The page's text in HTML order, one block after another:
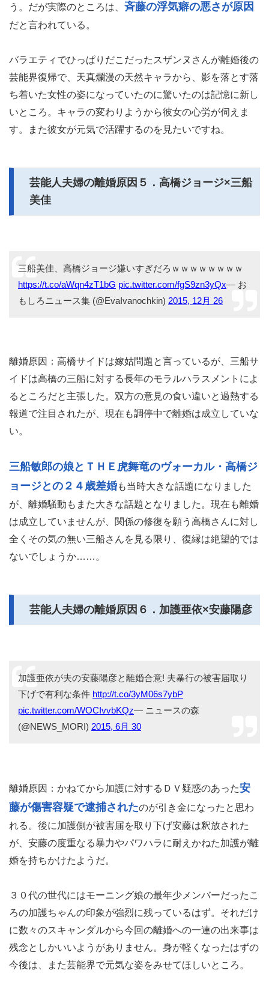
う。だが実際のところは、斉藤の浮気癖の悪さが原因
だと言われている。
バラエティでひっぱりだこだったスザンヌさんが離婚後の
芸能界復帰で、天真爛漫の天然キャラから、影を落とす落
ち着いた女性の姿になっていたのに驚いたのは記憶に新し
いところ。キャラの変わりようから彼女の心労が伺えま
す。また彼女が元気で活躍するのを見たいですね。
芸能人夫婦の離婚原因５．高橋ジョージ×三船
美佳
三船美佳、高橋ジョージ嫌いすぎだろｗｗｗｗｗｗｗｗ
https://t.co/aWqn4zT1bG pic.twitter.com/fgS9zn3yQx— お
もしろニュース集 (@EvaIvanochkin) 2015, 12月 26
離婚原因：高橋サイドは嫁姑問題と言っているが、三船サ
イドは高橋の三船に対する長年のモラルハラスメントによ
るところだと主張した。双方の意見の食い違いと過熱する
報道で注目されたが、現在も調停中で離婚は成立していな
い。
三船敏郎の娘とＴＨＥ虎舞竜のヴォーカル・高橋ジ
ョージとの２４歳差婚も当時大きな話題になりました
が、離婚騒動もまた大きな話題となりました。現在も離婚
は成立していませんが、関係の修復を願う高橋さんに対し
全くその気の無い三船さんを見る限り、復縁は絶望的では
ないでしょうか……。
芸能人夫婦の離婚原因６．加護亜依×安藤陽彦
加護亜依が夫の安藤陽彦と離婚合意! 夫暴行の被害届取り
下げで有利な条件 http://t.co/3yM06s7ybP
pic.twitter.com/WOCIvvbKQz— ニュースの森
(@NEWS_MORI) 2015, 6月 30
離婚原因：かねてから加護に対するＤＶ疑惑のあった安
藤が傷害容疑で逮捕されたのが引き金になったと思わ
れる。後に加護側が被害届を取り下げ安藤は釈放された
が、安藤の度重なる暴力やパワハラに耐えかねた加護が離
婚を持ちかけたようだ。
３０代の世代にはモーニング娘の最年少メンバーだったこ
ろの加護ちゃんの印象が強烈に残っているはず。それだけ
に数々のスキャンダルから今回の離婚への一連の出来事は
残念としかいいようがありません。身が軽くなったはずの
今後は、また芸能界で元気な姿をみせてほしいところ。